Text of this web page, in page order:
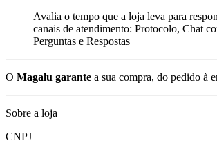
Avalia o tempo que a loja leva para
canais de atendimento: Protocolo, Chat
Perguntas e Respostas
O Magalu garante a sua compra, do pedido à
Sobre a loja
CNPJ